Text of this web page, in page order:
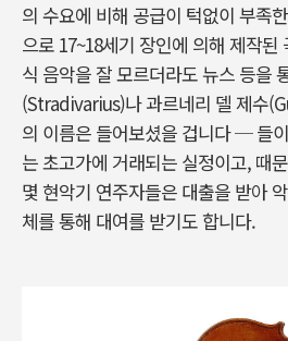
의 수요에 비해 공급이 턱없이 부족
으로 17~18세기 장인에 의해 제작
식 음악을 잘 모르더라도 뉴스 등을
(Stradivarius)나 과르네리 델 제수
의 이름은 들어보셨을 겁니다 ─ 들
는 초고가에 거래되는 실정이고, 때
몇 현악기 연주자들은 대출을 받아
체를 통해 대여를 받기도 합니다.